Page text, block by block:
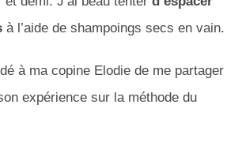
à l’aide de shampoings secs en vain.
à ma copine Elodie de me partager
expérience sur la méthode du